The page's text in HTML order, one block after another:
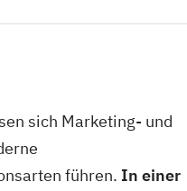
sich Marketing- und
führen. In einer